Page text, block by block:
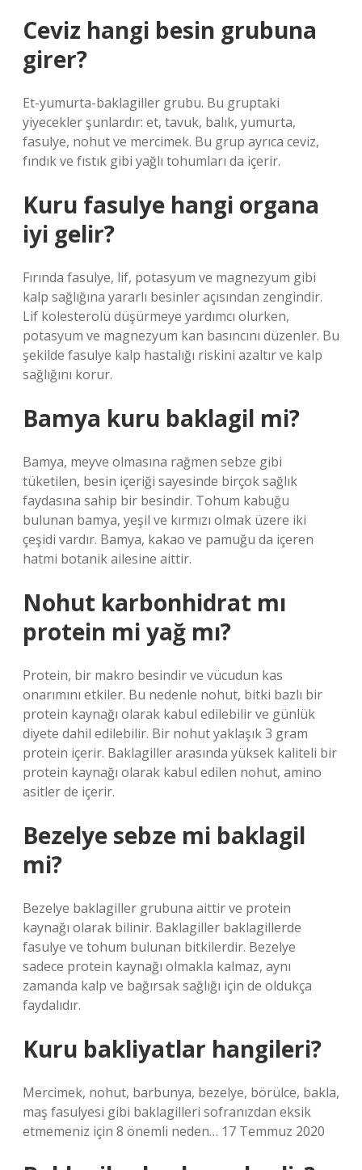
Ceviz hangi besin grubuna
girer?
Et-yumurta-baklagiller grubu. Bu gruptaki
yiyecekler şunlardır: et, tavuk, balık, yumurta,
fasulye, nohut ve mercimek. Bu grup ayrıca ceviz,
fındık ve fıstık gibi yağlı tohumları da içerir.
Kuru fasulye hangi organa
iyi gelir?
Fırında fasulye, lif, potasyum ve magnezyum gibi
kalp sağlığına yararlı besinler açısından zengindir.
Lif kolesterolü düşürmeye yardımcı olurken,
potasyum ve magnezyum kan basıncını düzenler. Bu
şekilde fasulye kalp hastalığı riskini azaltır ve kalp
sağlığını korur.
Bamya kuru baklagil mi?
Bamya, meyve olmasına rağmen sebze gibi
tüketilen, besin içeriği sayesinde birçok sağlık
faydasına sahip bir besindir. Tohum kabuğu
bulunan bamya, yeşil ve kırmızı olmak üzere iki
çeşidi vardır. Bamya, kakao ve pamuğu da içeren
hatmi botanik ailesine aittir.
Nohut karbonhidrat mı
protein mi yağ mı?
Protein, bir makro besindir ve vücudun kas
onarımını etkiler. Bu nedenle nohut, bitki bazlı bir
protein kaynağı olarak kabul edilebilir ve günlük
diyete dahil edilebilir. Bir nohut yaklaşık 3 gram
protein içerir. Baklagiller arasında yüksek kaliteli bir
protein kaynağı olarak kabul edilen nohut, amino
asitler de içerir.
Bezelye sebze mi baklagil
mi?
Bezelye baklagiller grubuna aittir ve protein
kaynağı olarak bilinir. Baklagiller baklagillerde
fasulye ve tohum bulunan bitkilerdir. Bezelye
sadece protein kaynağı olmakla kalmaz, aynı
zamanda kalp ve bağırsak sağlığı için de oldukça
faydalıdır.
Kuru bakliyatlar hangileri?
Mercimek, nohut, barbunya, bezelye, börülce, bakla,
maş fasulyesi gibi baklagilleri sofranızdan eksik
etmemeniz için 8 önemli neden… 17 Temmuz 2020